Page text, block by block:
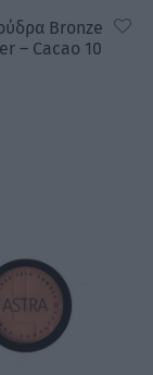
Bronze
– Cacao 10